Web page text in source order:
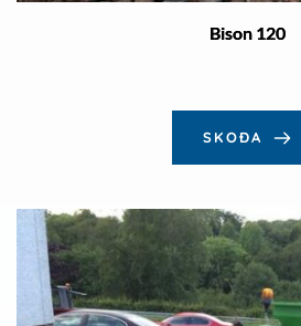
Bison 120
SKOÐA